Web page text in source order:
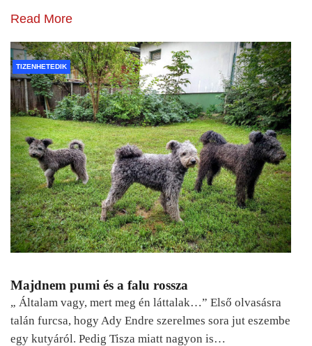
Read More
TIZENHETEDIK
Majdnem pumi és a falu rossza
„ Általam vagy, mert meg én láttalak…” Első olvasásra
talán furcsa, hogy Ady Endre szerelmes sora jut eszembe
egy kutyáról. Pedig Tisza miatt nagyon is…